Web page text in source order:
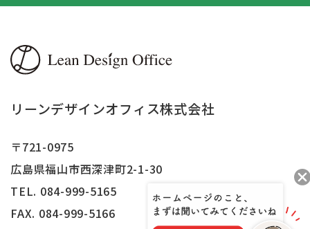
リーンデザインオフィス株式会社
〒721-0975
広島県福山市西深津町2-1-30
TEL. 084-999-5165
FAX. 084-999-5166